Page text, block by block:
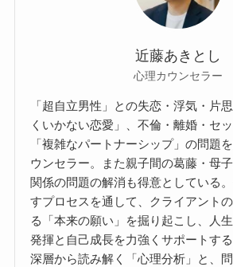
近藤あきとし
心理カウンセラー
「超自立男性」との失恋・浮気・片
くいかない恋愛」、不倫・離婚・セ
「複雑なパートナーシップ」の問題
ウンセラー。また親子間の葛藤・母
関係の問題の解消も得意としている
すプロセスを通して、クライアント
る「本来の願い」を掘り起こし、人
発揮と自己成長を力強くサポートす
深層から読み解く「心理分析」と、